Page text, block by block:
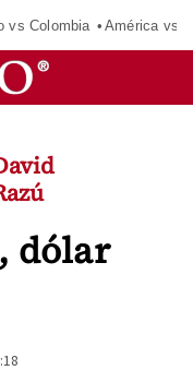
vs Colombia América vs
dólar